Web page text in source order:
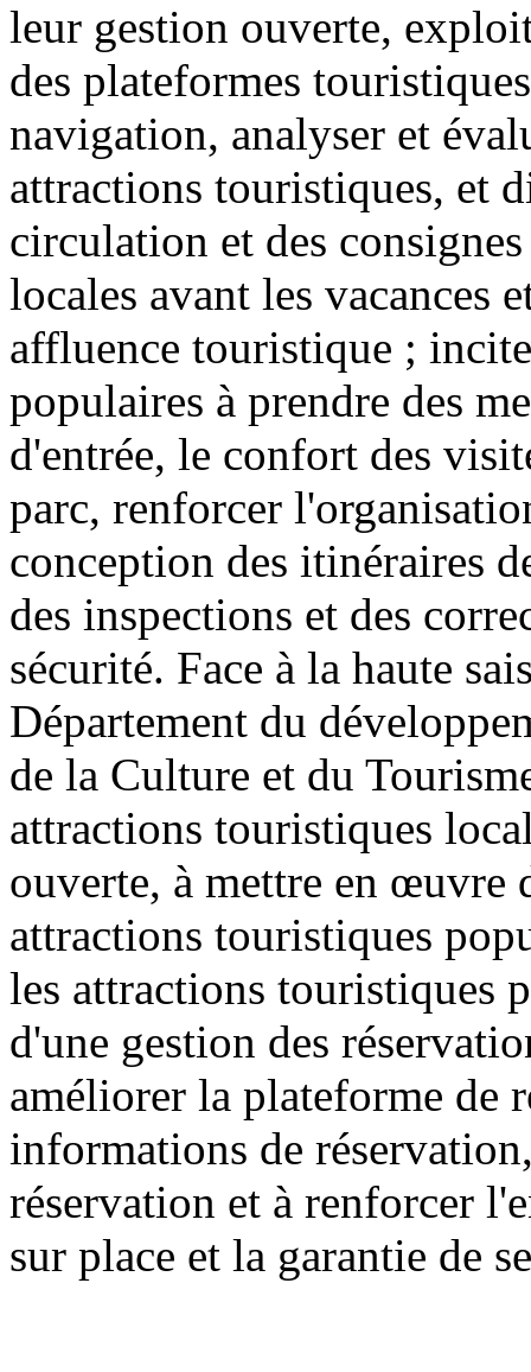
leur gestion ouverte,
des plateformes
navigation, analyser et
attractions touristiques, et
circulation et des
locales avant les vacances
affluence touristique ;
populaires à prendre des
d'entrée, le confort des
parc, renforcer
conception des itinéraires
des inspections et des
sécurité. Face à la haute
Département du
de la Culture et du
attractions touristiques
ouverte, à mettre en œuvre
attractions touristiques
les attractions touristiques
d'une gestion des
améliorer la plateforme de
informations de
réservation et à renforcer
sur place et la garantie de